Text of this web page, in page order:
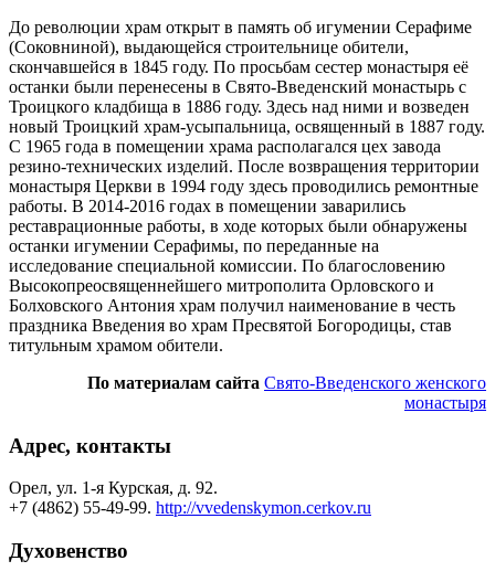
До революции храм открыт в память об игумении Серафиме
(Соковниной), выдающейся строительнице обители,
скончавшейся в 1845 году. По просьбам сестер монастыря её
останки были перенесены в Свято-Введенский монастырь с
Троицкого кладбища в 1886 году. Здесь над ними и возведен
новый Троицкий храм-усыпальница, освященный в 1887 году.
С 1965 года в помещении храма располагался цех завода
резино-технических изделий. После возвращения территории
монастыря Церкви в 1994 году здесь проводились ремонтные
работы. В 2014-2016 годах в помещении заварились
реставрационные работы, в ходе которых были обнаружены
останки игумении Серафимы, по переданные на
исследование специальной комиссии. По благословению
Высокопреосвященнейшего митрополита Орловского и
Болховского Антония храм получил наименование в честь
праздника Введения во храм Пресвятой Богородицы, став
титульным храмом обители.
По материалам сайта Свято-Введенского женского
монастыря
Адрес, контакты
Орел, ул. 1-я Курская, д. 92.
+7 (4862) 55-49-99. http://vvedenskymon.cerkov.ru
Духовенство